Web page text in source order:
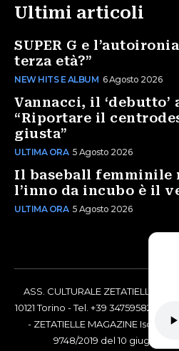
Ultimi articoli
SUPER G e
terza età?”
NEW HITS E ALBUM 6 Agosto 2026
Vannacci, il ‘debutto’
“Riportare il
giusta”
ULTIMA ORA 5 Agosto 2026
Il baseball femminile
l’inno da incubo è il
ULTIMA ORA 5 Agosto 2026
ASS. CULTURALE ZETATIELLE
10121 Torino - Tel. +39 3475958238 -
- ZETATIELLE MAGAZINE
9748/2019 del 10 giugno